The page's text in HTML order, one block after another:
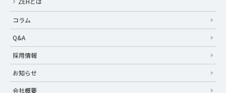
コラム
Q&A
採用情報
お知らせ
会社概要